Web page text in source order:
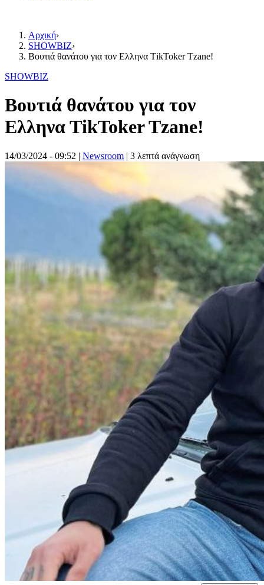
Αρχική›
SHOWBIZ›
Βουτιά θανάτου για τον Ελληνα ΤikToker Tzane!
SHOWBIZ
Βουτιά θανάτου για τον
Ελληνα ΤikToker Tzane!
14/03/2024 - 09:52 | Newsroom | 3 λεπτά ανάγνωση